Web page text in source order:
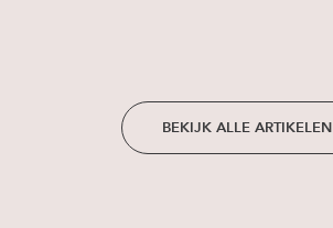
BEKIJK ALLE ARTIKELEN